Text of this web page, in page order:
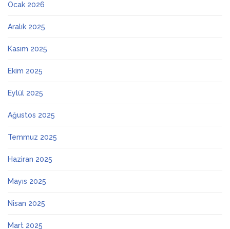
Ocak 2026
Aralık 2025
Kasım 2025
Ekim 2025
Eylül 2025
Ağustos 2025
Temmuz 2025
Haziran 2025
Mayıs 2025
Nisan 2025
Mart 2025